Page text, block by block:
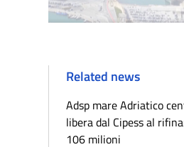
Related news
Adsp mare Adriatico
libera dal Cipess al
106 milioni